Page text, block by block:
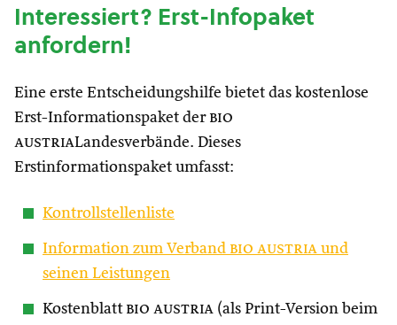
Interessiert? Erst-Infopaket
anfordern!
Eine erste Entscheidungshilfe bietet das kostenlose
Erst-Informationspaket der bio
austriaLandesverbände. Dieses
Erstinformationspaket umfasst:
Kontrollstellenliste
Information zum Verband bio austria und
seinen Leistungen
Kostenblatt bio austria (als Print-Version beim